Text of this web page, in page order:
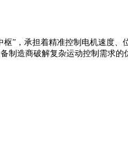
枢”，承担着精准控制电机速度、
制造商破解复杂运动控制需求